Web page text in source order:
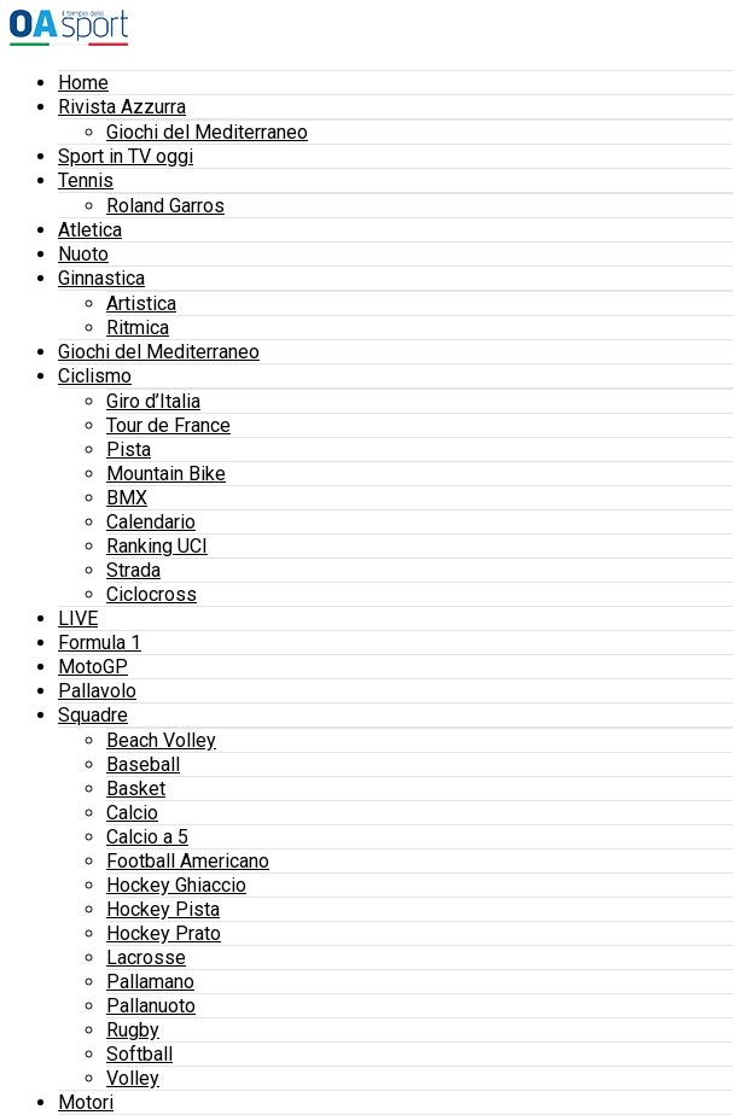
Home
Rivista Azzurra
Giochi del Mediterraneo
Sport in TV oggi
Tennis
Roland Garros
Atletica
Nuoto
Ginnastica
Artistica
Ritmica
Giochi del Mediterraneo
Ciclismo
Giro d’Italia
Tour de France
Pista
Mountain Bike
BMX
Calendario
Ranking UCI
Strada
Ciclocross
LIVE
Formula 1
MotoGP
Pallavolo
Squadre
Beach Volley
Baseball
Basket
Calcio
Calcio a 5
Football Americano
Hockey Ghiaccio
Hockey Pista
Hockey Prato
Lacrosse
Pallamano
Pallanuoto
Rugby
Softball
Volley
Motori